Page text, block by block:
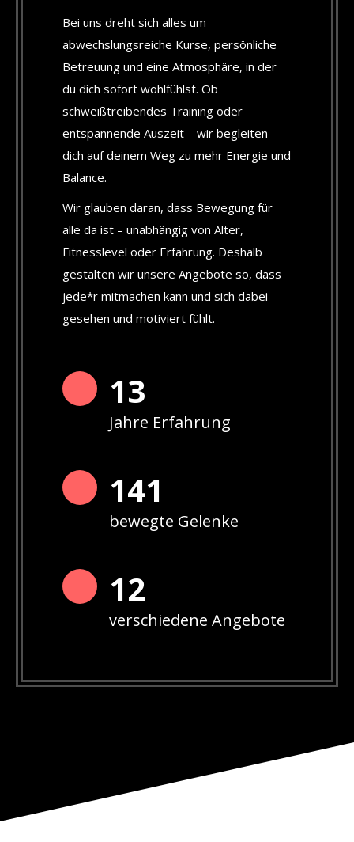
Bei uns dreht sich alles um
abwechslungsreiche Kurse, persönliche
Betreuung und eine Atmosphäre, in der
du dich sofort wohlfühlst. Ob
schweißtreibendes Training oder
entspannende Auszeit – wir begleiten
dich auf deinem Weg zu mehr Energie und
Balance.
Wir glauben daran, dass Bewegung für
alle da ist – unabhängig von Alter,
Fitnesslevel oder Erfahrung. Deshalb
gestalten wir unsere Angebote so, dass
jede*r mitmachen kann und sich dabei
gesehen und motiviert fühlt.
13
Jahre Erfahrung
142
bewegte Gelenke
12
verschiedene Angebote